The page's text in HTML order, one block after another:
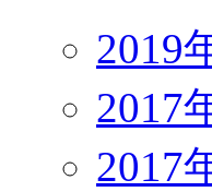
2019
2017
2017